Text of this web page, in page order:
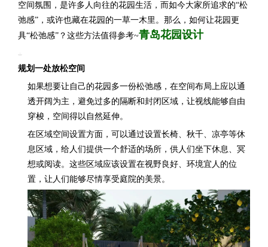
空间氛围，是许多人向往的花园生活，而如今大家所追求的“松
弛感”，或许也藏在花园的一草一木里。 那么，如何让花园更
具“松弛感”？这些方法值得参考~青岛花园设计
规划一处放松空间
如果想要让自己的花园多一份松弛感，在空间布局上应以通
透开阔为主，避免过多的隔断和封闭区域，让视线能够自由
穿梭，空间得以自然延伸。
在区域空间设置方面， 可以通过设置长椅、秋千、凉亭等休
息区域，给人们提供一个舒适的场所，供人们坐下休息、冥
想或阅读。这些区域应该设置在视野良好、环境宜人的位
置，让人们能够尽情享受庭院的美景。